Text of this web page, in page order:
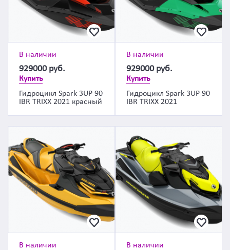
В наличии
929000 руб.
Купить
Гидроцикл Spark 3UP 90
IBR TRIXX 2021 красный
В наличии
929000 руб.
Купить
Гидроцикл Spark 3UP 90
IBR TRIXX 2021
В наличии В наличии